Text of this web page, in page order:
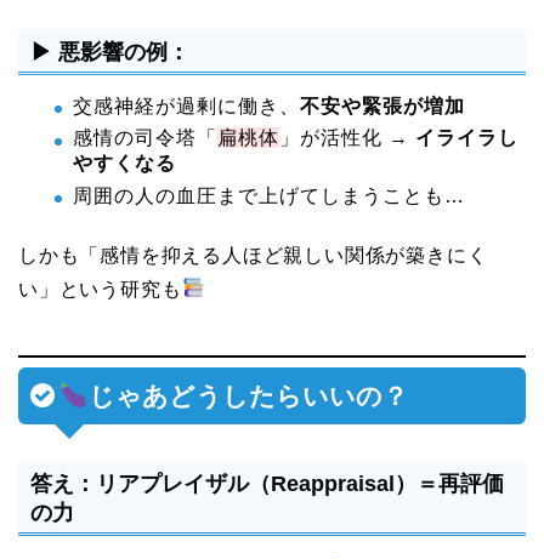
▶ 悪影響の例：
交感神経が過剰に働き、 不安や緊張が増加
感情の司令塔「 扁桃体 」が活性化 → イライラし
やすくなる
周囲の人の血圧まで上げてしまうことも…
しかも「感情を抑える人ほど親しい関係が築きにく
い」という研究も
じゃあどうしたらいいの？
答え：リアプレイザル（Reappraisal）＝再評価
の力